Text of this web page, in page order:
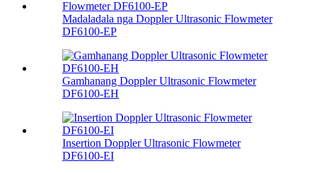
Madaladala nga Doppler Ultrasonic Flowmeter
DF6100-EP
Gamhanang Doppler Ultrasonic Flowmeter
DF6100-EH
Insertion Doppler Ultrasonic Flowmeter
DF6100-EI